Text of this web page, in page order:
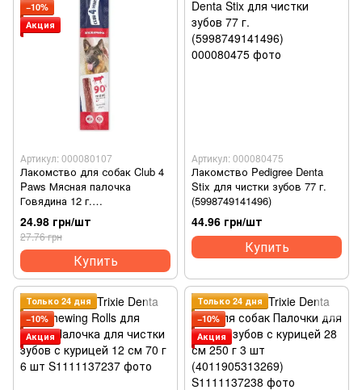
−10%
Акция
Артикул: 000080107
Лакомство для собак Club 4
Paws Мясная палочка
Говядина 12 г.
(4820083908217)
24.98 грн/шт
27.76 грн
Купить
Артикул: 000080475
Лакомство Pedigree Denta
Stix для чистки зубов 77 г.
(5998749141496)
44.96 грн/шт
Купить
Только 24 дня
−10%
Акция
Только 24 дня
−10%
Акция